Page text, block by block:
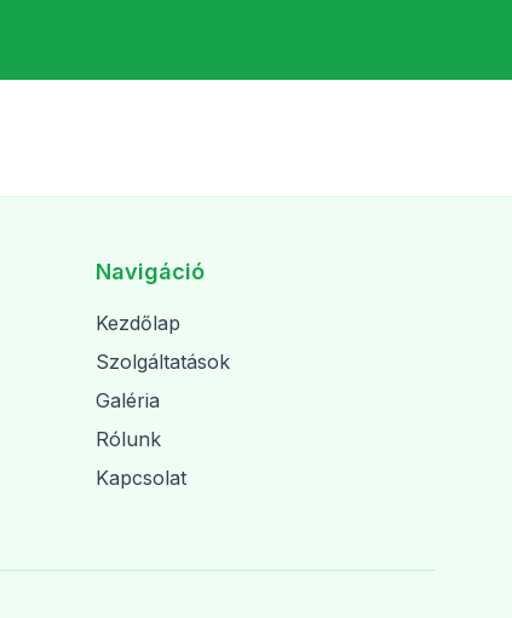
Navigáció
Kezdőlap
Szolgáltatások
Galéria
Rólunk
Kapcsolat